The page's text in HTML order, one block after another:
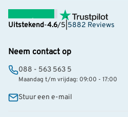
Uitstekend-4.6/5 5882 Reviews
Neem contact op
088 - 563 563 5
Maandag t/m vrijdag: 09:00 - 17:00
Stuur een e-mail